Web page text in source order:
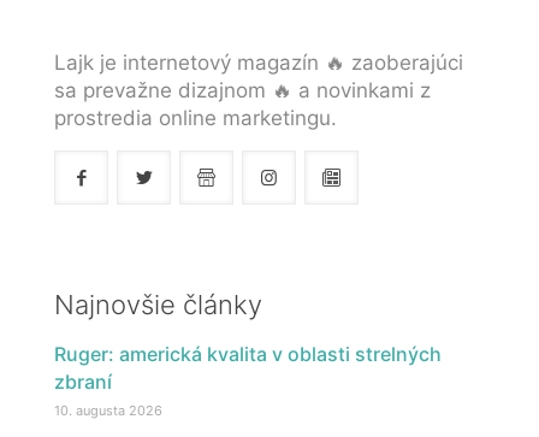
Lajk je internetový magazín 🔥 zaoberajúci
sa prevažne dizajnom 🔥 a novinkami z
prostredia online marketingu.
Najnovšie články
Ruger: americká kvalita v oblasti strelných
zbraní
10. augusta 2026